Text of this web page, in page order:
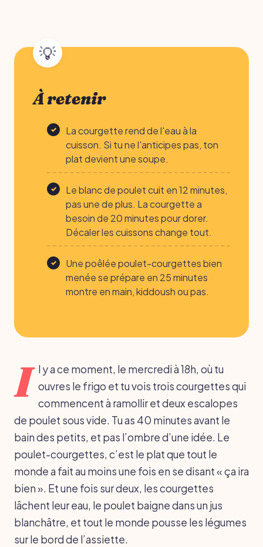
À retenir
La courgette rend de l'eau à la
cuisson. Si tu ne l'anticipes pas, ton
plat devient une soupe.
Le blanc de poulet cuit en 12 minutes,
pas une de plus. La courgette a
besoin de 20 minutes pour dorer.
Décaler les cuissons change tout.
Une poêlée poulet-courgettes bien
menée se prépare en 25 minutes
montre en main, kiddoush ou pas.
I l y a ce moment, le mercredi à 18h, où tu
ouvres le frigo et tu vois trois courgettes qui
commencent à ramollir et deux escalopes
de poulet sous vide. Tu as 40 minutes avant le
bain des petits, et pas l’ombre d’une idée. Le
poulet-courgettes, c’est le plat que tout le
monde a fait au moins une fois en se disant « ça ira
bien ». Et une fois sur deux, les courgettes
lâchent leur eau, le poulet baigne dans un jus
blanchâtre, et tout le monde pousse les légumes
sur le bord de l’assiette.